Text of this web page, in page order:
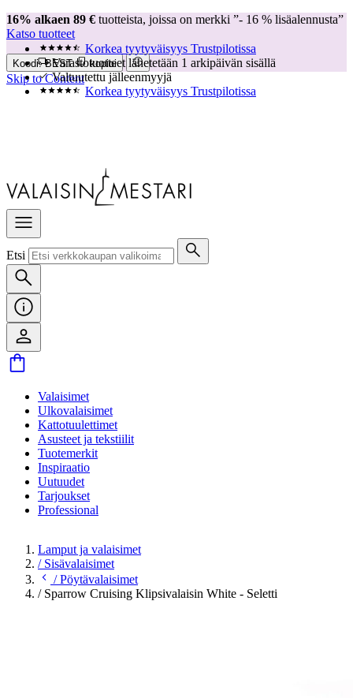
16% alkaen 89 € tuotteista, joissa on merkki ”- 16 % lisäalennusta”
Katso tuotteet
Koodi: BEST kopioi
Skip to Content
Korkea tyytyväisyys Trustpilotissa
Varastotuotteet lähetetään 1 arkipäivän sisällä
Valtuutettu jälleenmyyjä
Korkea tyytyväisyys Trustpilotissa
Etsi
Valaisimet
Ulkovalaisimet
Kattotuulettimet
Asusteet ja tekstiilit
Tuotemerkit
Inspiraatio
Uutuudet
Tarjoukset
Professional
Lamput ja valaisimet
/ Sisävalaisimet
/ Pöytävalaisimet
/ Sparrow Cruising Klipsivalaisin White - Seletti